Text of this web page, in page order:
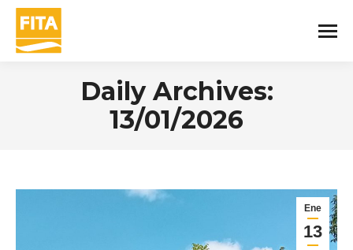
Daily Archives:
13/01/2026
Ene
13